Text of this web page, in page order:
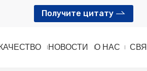
Получите цитату
КАЧЕСТВО НОВОСТИ О НАС